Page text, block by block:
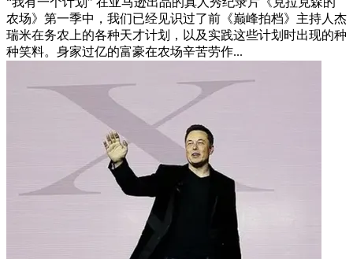
农场》第一季中，我们已经见识过了前《巅峰拍档》主持人杰
瑞米在务农上的各种天才计划，以及实践这些计划时出现的种
种笑料。身家过亿的富豪在农场辛苦劳作...